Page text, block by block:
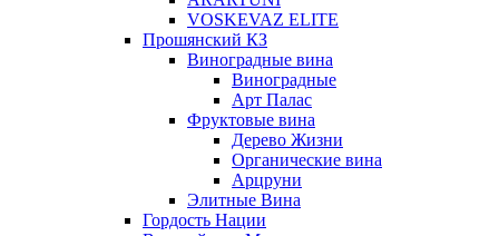
VOSKEVAZ ELITE
Прошянский КЗ
Виноградные вина
Виноградные
Арт Палас
Фруктовые вина
Дерево Жизни
Органические вина
Арцруни
Элитные Вина
Гордость Нации